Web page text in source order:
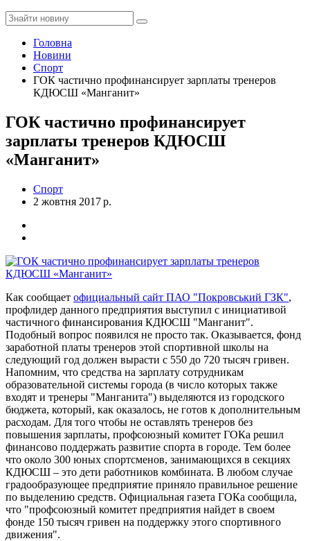
Головна
Новини
Спорт
ГОК частично профинансирует зарплаты тренеров
КДЮСШ «Манганит»
ГОК частично профинансирует
зарплаты тренеров КДЮСШ
«Манганит»
Спорт
2 жовтня 2017 р.
Как сообщает официальный сайт ПАО "Покровський ГЗК",
профлидер данного предприятия выступил с инициативой
частичного финансирования КДЮСШ "Манганит".
Подобный вопрос появился не просто так. Оказывается, фонд
заработной платы тренеров этой спортивной школы на
следующий год должен вырасти с 550 до 720 тысяч гривен.
Напомним, что средства на зарплату сотрудникам
образовательной системы города (в число которых также
входят и тренеры "Манганита") выделяются из городского
бюджета, который, как оказалось, не готов к дополнительным
расходам. Для того чтобы не оставлять тренеров без
повышения зарплаты, профсоюзный комитет ГОКа решил
финансово поддержать развитие спорта в городе. Тем более
что около 300 юных спортсменов, занимающихся в секциях
КДЮСШ – это дети работников комбината. В любом случае
градообразующее предприятие приняло правильное решение
по выделению средств. Официальная газета ГОКа сообщила,
что "профсоюзный комитет предприятия найдет в своем
фонде 150 тысяч гривен на поддержку этого спортивного
движения".